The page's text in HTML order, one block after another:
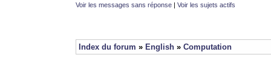
Voir les messages sans réponse | Voir les sujets actifs
Index du forum » English » Computation